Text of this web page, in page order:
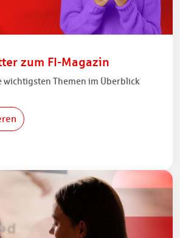
zum FI-Magazin
wichtigsten Themen im Überblick